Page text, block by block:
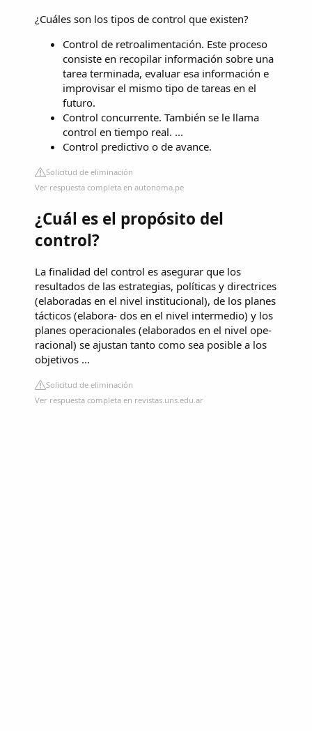
¿Cuáles son los tipos de control que existen?
Control de retroalimentación. Este proceso
consiste en recopilar información sobre una
tarea terminada, evaluar esa información e
improvisar el mismo tipo de tareas en el
futuro.
Control concurrente. También se le llama
control en tiempo real. ...
Control predictivo o de avance.
Solicitud de eliminación
Ver respuesta completa en autonoma.pe
¿Cuál es el propósito del
control?
La finalidad del control es asegurar que los
resultados de las estrategias, políticas y directrices
(elaboradas en el nivel institucional), de los planes
tácticos (elabora- dos en el nivel intermedio) y los
planes operacionales (elaborados en el nivel ope-
racional) se ajustan tanto como sea posible a los
objetivos ...
Solicitud de eliminación
Ver respuesta completa en revistas.uns.edu.ar